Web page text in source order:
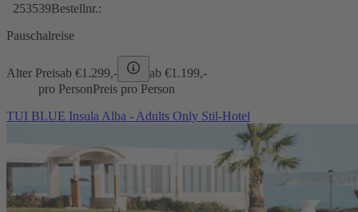
253539Bestellnr.:
Pauschalreise
Alter Preisab €1.299,- ab €1.199,-
pro PersonPreis pro Person
TUI BLUE Insula Alba - Adults Only Stil-Hotel